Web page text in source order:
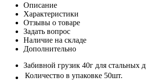
Описание
Характеристики
Отзывы о товаре
Задать вопрос
Наличие на складе
Дополнительно
Забивной грузик 40г для стальных
Количество в упаковке 50шт.